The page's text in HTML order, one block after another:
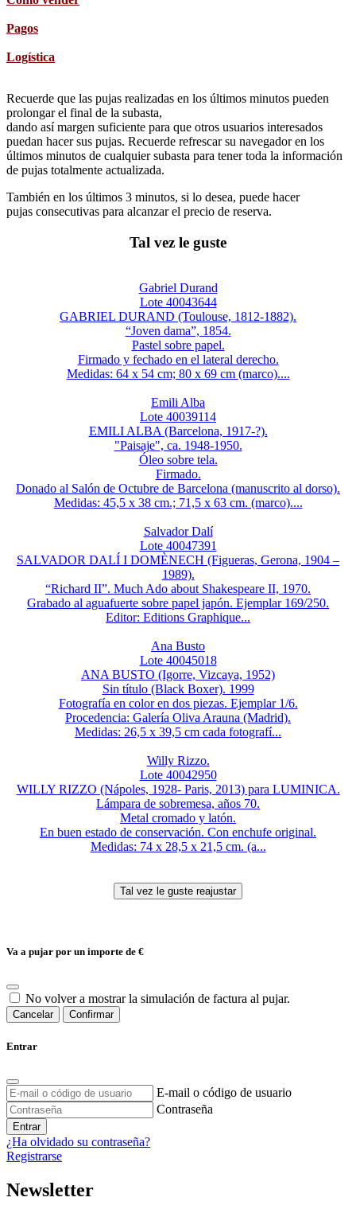
Pagos
Logística
Recuerde que las pujas realizadas en los últimos minutos pueden
prolongar el final de la subasta,
dando así margen suficiente para que otros usuarios interesados
puedan hacer sus pujas. Recuerde refrescar su navegador en los
últimos minutos de cualquier subasta para tener toda la información
de pujas totalmente actualizada.
También en los últimos 3 minutos, si lo desea, puede hacer
pujas consecutivas para alcanzar el precio de reserva.
Tal vez le guste
Gabriel Durand
Lote 40043644
GABRIEL DURAND (Toulouse, 1812-1882).
“Joven dama”, 1854.
Pastel sobre papel.
Firmado y fechado en el lateral derecho.
Medidas: 64 x 54 cm; 80 x 69 cm (marco)....
Emili Alba
Lote 40039114
EMILI ALBA (Barcelona, 1917-?).
"Paisaje", ca. 1948-1950.
Óleo sobre tela.
Firmado.
Donado al Salón de Octubre de Barcelona (manuscrito al dorso).
Medidas: 45,5 x 38 cm.; 71,5 x 63 cm. (marco)....
Salvador Dalí
Lote 40047391
SALVADOR DALÍ I DOMÈNECH (Figueras, Gerona, 1904 –
1989).
“Richard II”. Much Ado about Shakespeare II, 1970.
Grabado al aguafuerte sobre papel japón. Ejemplar 169/250.
Editor: Editions Graphique...
Ana Busto
Lote 40045018
ANA BUSTO (Igorre, Vizcaya, 1952)
Sin título (Black Boxer). 1999
Fotografía en color en dos piezas. Ejemplar 1/6.
Procedencia: Galería Oliva Arauna (Madrid).
Medidas: 26,5 x 39,5 cm cada fotografí...
Willy Rizzo.
Lote 40042950
WILLY RIZZO (Nápoles, 1928- Paris, 2013) para LUMINICA.
Lámpara de sobremesa, años 70.
Metal cromado y latón.
En buen estado de conservación. Con enchufe original.
Medidas: 74 x 28,5 x 21,5 cm. (a...
Va a pujar por un importe de €
No volver a mostrar la simulación de factura al pujar.
Cancelar Confirmar
Entrar
E-mail o código de usuario
Contraseña
Entrar
¿Ha olvidado su contraseña?
Registrarse
Newsletter